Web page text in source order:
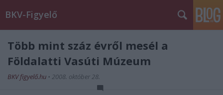
BKV-Figyelő
Több mint száz évről mesél a
Földalatti Vasúti Múzeum
BKV figyelő.hu • 2008. október 28.